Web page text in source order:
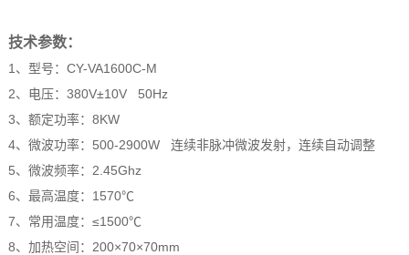
技术参数：
1、型号：CY-VA1600C-M
2、电压：380V±10V 50Hz
3、额定功率：8KW
4、微波功率：500-2900W 连续非脉冲微波发射，连续自动调整
5、微波频率：2.45Ghz
6、最高温度：1570℃
7、常用温度：≤1500℃
8、加热空间：200×70×70mm